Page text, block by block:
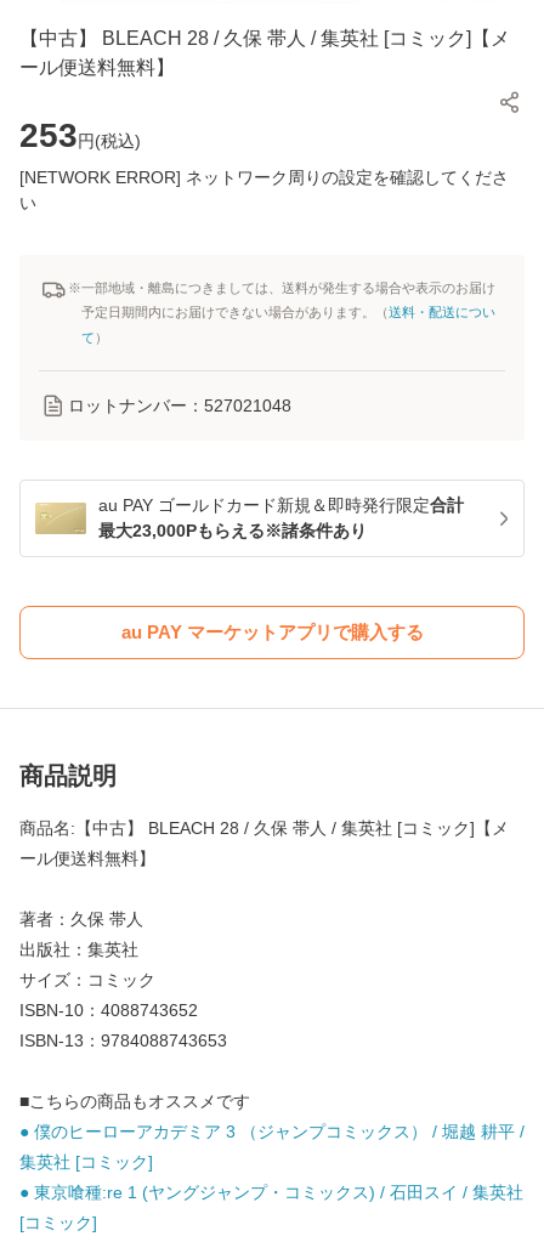
【中古】 BLEACH 28 / 久保 帯人 / 集英社 [コミック]【メ
ール便送料無料】
253円(税込)
[NETWORK ERROR] ネットワーク周りの設定を確認してくださ
い
※一部地域・離島につきましては、送料が発生する場合や表示のお届け
予定日期間内にお届けできない場合があります。（送料・配送につい
て ）
ロットナンバー： 527021048
au PAY ゴールドカード新規＆即時発行限定合計
最大23,000Pもらえる※諸条件あり
au PAY マーケットアプリで購入する
商品説明
商品名:【中古】 BLEACH 28 / 久保 帯人 / 集英社 [コミック]【メ
ール便送料無料】
著者：久保 帯人
出版社：集英社
サイズ：コミック
ISBN-10：4088743652
ISBN-13：9784088743653
■こちらの商品もオススメです
● 僕のヒーローアカデミア 3 （ジャンプコミックス） / 堀越 耕平 /
集英社 [コミック]
● 東京喰種:re 1 (ヤングジャンプ・コミックス) / 石田スイ / 集英社
[コミック]